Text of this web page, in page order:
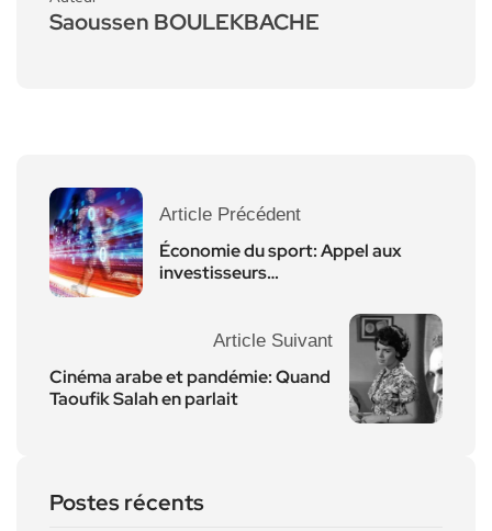
Saoussen BOULEKBACHE
Article Précédent
Économie du sport: Appel aux
investisseurs…
Article Suivant
Cinéma arabe et pandémie: Quand
Taoufik Salah en parlait
Postes récents